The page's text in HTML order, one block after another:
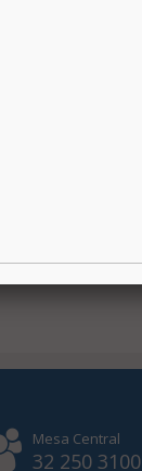
Mesa Central
32 250 3100